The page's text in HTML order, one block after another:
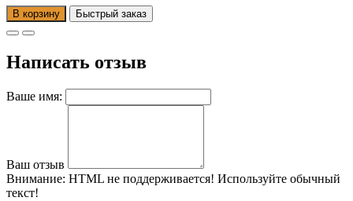
В корзину
Написать отзыв
Ваше имя:
Ваш отзыв
Внимание: HTML не поддерживается! Используйте обычный
текст!